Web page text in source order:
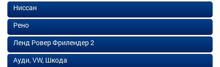
Ниссан
Рено
Ленд Ровер Фрилендер 2
Ауди, VW, Шкода